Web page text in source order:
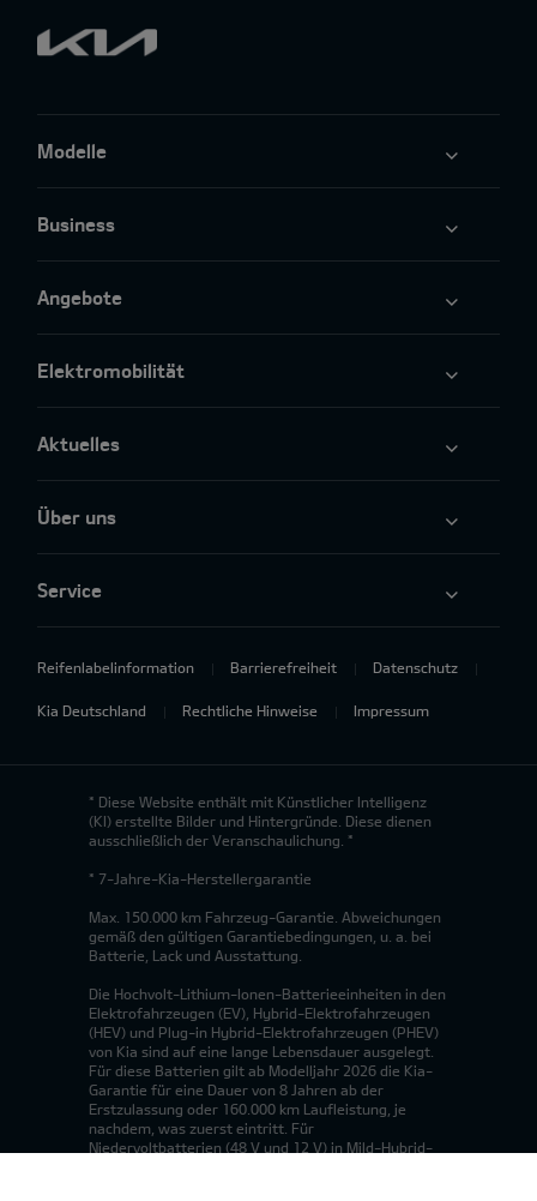
Modelle
Business
Angebote
Elektromobilität
Aktuelles
Über uns
Service
Reifenlabelinformation Barrierefreiheit Datenschutz
Kia Deutschland Rechtliche Hinweise Impressum
* Diese Website enthält mit Künstlicher Intelligenz
(KI) erstellte Bilder und Hintergründe. Diese dienen
ausschließlich der Veranschaulichung. *
* 7-Jahre-Kia-Herstellergarantie
Max. 150.000 km Fahrzeug-Garantie. Abweichungen
gemäß den gültigen Garantiebedingungen, u. a. bei
Batterie, Lack und Ausstattung.
Die Hochvolt-Lithium-Ionen-Batterieeinheiten in den
Elektrofahrzeugen (EV), Hybrid-Elektrofahrzeugen
(HEV) und Plug-in Hybrid-Elektrofahrzeugen (PHEV)
von Kia sind auf eine lange Lebensdauer ausgelegt.
Für diese Batterien gilt ab Modelljahr 2026 die Kia-
Garantie für eine Dauer von 8 Jahren ab der
Erstzulassung oder 160.000 km Laufleistung, je
nachdem, was zuerst eintritt. Für
Niedervoltbatterien (48 V und 12 V) in Mild-Hybrid-